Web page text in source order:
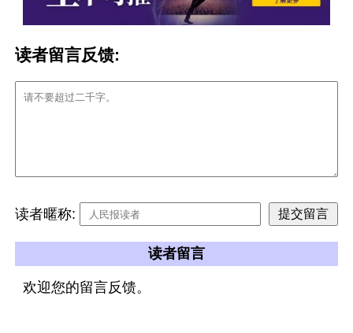
读者留言反馈:
读者暱称:
读者留言
欢迎您的留言反馈。